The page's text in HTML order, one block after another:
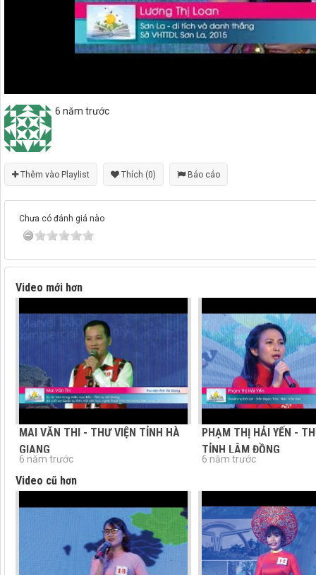
6 năm trước
Thêm vào Playlist Thích (0) Báo cáo
Chưa có đánh giá nào
Video mới hơn
MAI VĂN THI - THƯ VIỆN TỈNH HÀ
GIANG
6 năm trước
PHẠM THỊ HẢI YẾN -
TỈNH LÂM ĐỒNG
6 năm trước
Video cũ hơn